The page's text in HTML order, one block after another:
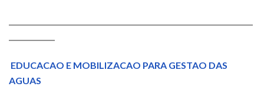
EDUCACAO E MOBILIZACAO PARA GESTAO DAS
AGUAS